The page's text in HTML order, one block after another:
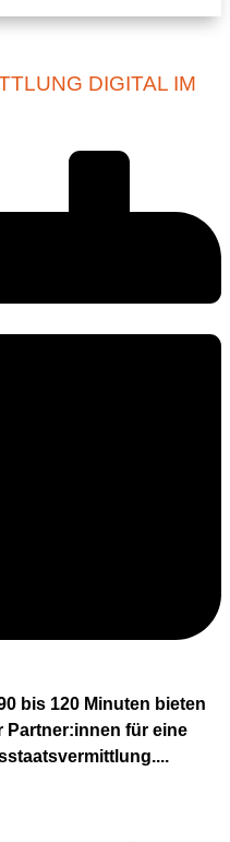
DIGITAL IM
bis 120 Minuten bieten
Partner:innen für eine